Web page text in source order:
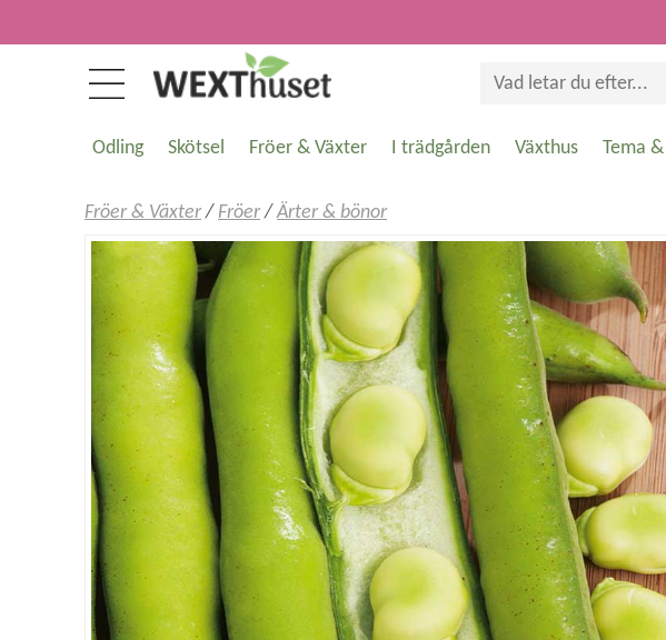
Odling Skötsel Fröer & Växter I trädgården Växthus Tema
Fröer & Växter/ Fröer/Ärter & bönor